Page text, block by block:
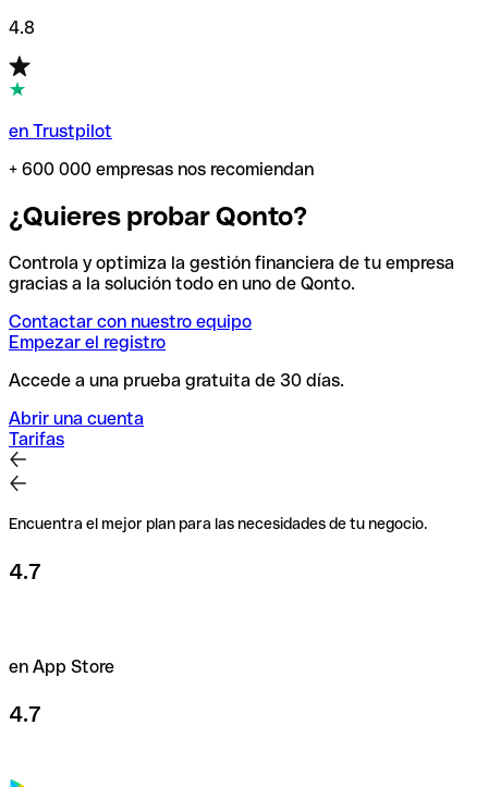
4.8
en Trustpilot
+ 600 000 empresas nos recomiendan
¿Quieres probar Qonto?
Controla y optimiza la gestión financiera de tu empresa
gracias a la solución todo en uno de Qonto.
Contactar con nuestro equipo
Empezar el registro
Accede a una prueba gratuita de 30 días.
Abrir una cuenta
Tarifas
Encuentra el mejor plan para las necesidades de tu negocio.
4.7
en App Store
4.7